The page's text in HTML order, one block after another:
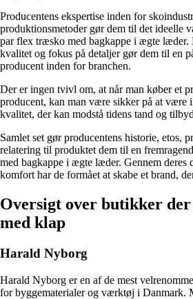
Producentens ekspertise inden for
produktionsmetoder gør dem til det ideelle
par flex træsko med bagkappe i ægte læder.
kvalitet og fokus på detaljer gør dem til en
producent inden for branchen.
Der er ingen tvivl om, at når man køber et
producent, kan man være sikker på at være
kvalitet, der kan modstå tidens tand og
Samlet set gør producentens historie, etos,
relatering til produktet dem til en
med bagkappe i ægte læder. Gennem
komfort har de formået at skabe et brand,
Oversigt over butikker
med klap
Harald Nyborg
Harald Nyborg er en af de mest
for byggematerialer og værktøj i Danmark.